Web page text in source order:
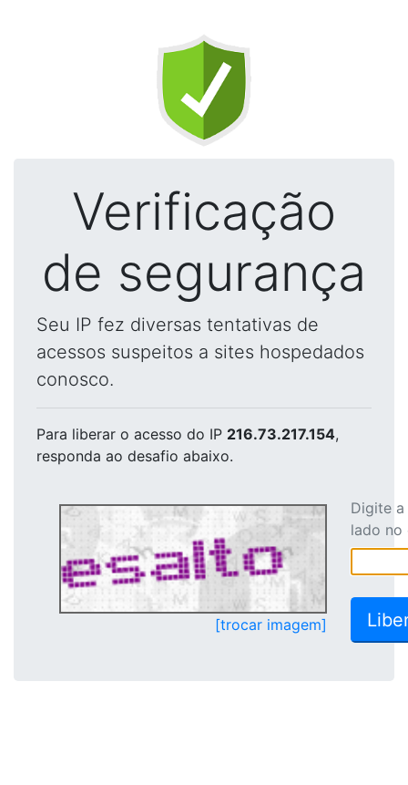
Verificação
de segurança
Seu IP fez diversas tentativas de
acessos suspeitos a sites hospedados
conosco.
Para liberar o acesso do IP 216.73.217.154,
responda ao desafio abaixo.
[trocar imagem]
Digite
lado no